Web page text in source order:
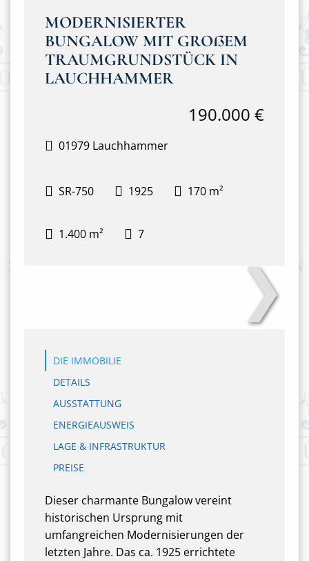
MODERNISIERTER
BUNGALOW MIT GROßEM
TRAUMGRUNDSTÜCK IN
LAUCHHAMMER
01979 Lauchhammer
190.000 €
SR-750 1925 170 m²
1.400 m² 7
❯
DIE IMMOBILIE
DETAILS
AUSSTATTUNG
ENERGIEAUSWEIS
LAGE & INFRASTRUKTUR
PREISE
Dieser charmante Bungalow vereint
historischen Ursprung mit
umfangreichen Modernisierungen der
letzten Jahre. Das ca. 1925 errichtete